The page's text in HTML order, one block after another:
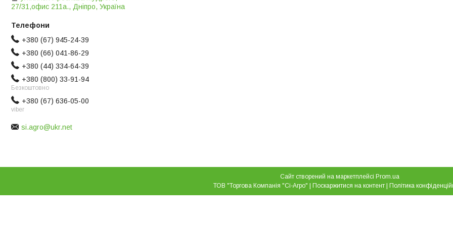
27/31,офис 211а., Дніпро, Україна
+380 (67) 945-24-39
+380 (66) 041-86-29
+380 (44) 334-64-39
+380 (800) 33-91-94
Безкоштовно
+380 (67) 636-05-00
viber
si.agro@ukr.net
Сайт створений на маркетплейсі Prom.ua
ТОВ "Торгова Компанія "Сі-Агро" | Поскаржитися на контент | Політика